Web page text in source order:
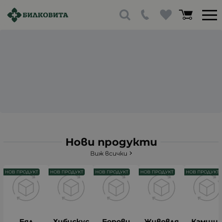
Нови продукти
Виж всички
НОВ ПРОДУКТ НОВ ПРОДУКТ НОВ ПРОДУКТ НОВ ПРОДУКТ НОВ ПРОДУКТ